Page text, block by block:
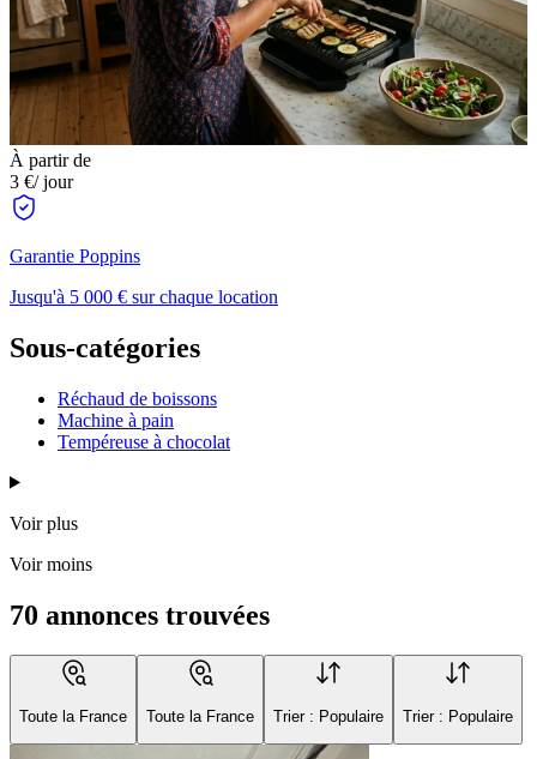
À partir de
3 €/ jour
Garantie Poppins
Jusqu'à 5 000 € sur chaque location
Sous-catégories
Réchaud de boissons
Machine à pain
Tempéreuse à chocolat
Voir plus
Voir moins
70 annonces trouvées
Toute la France Toute la France Trier : Populaire Trier : Populaire